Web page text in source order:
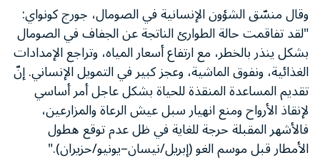
وقال منسّق الشؤون الإنسانية في الصومال، جورج كونواي:
"لقد تفاقمت حالة الطوارئ الناتجة عن الجفاف في الصومال
بشكل ينذر بالخطر، مع ارتفاع أسعار المياه، وتراجع الإمدادات
الغذائية، ونفوق الماشية، وعجز كبير في التمويل الإنساني. إنّ
تقديم المساعدة المنقذة للحياة بشكل عاجل أمر أساسي
لإنقاذ الأرواح ومنع انهيار سبل عيش الرعاة والمزارعين،
فالأشهر المقبلة حرجة للغاية في ظل عدم توقع هطول
الأمطار قبل موسم الغو (إبريل/نيسان–يونيو/حزيران)."